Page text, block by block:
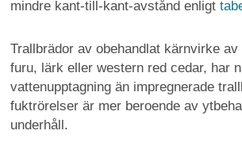
mindre kant-till-kant-avstånd enligt
Trallbrädor av obehandlat kärnvirke
furu, lärk eller western red cedar, har
vattenupptagning än impregnerade
fuktrörelser är mer beroende av
underhåll.